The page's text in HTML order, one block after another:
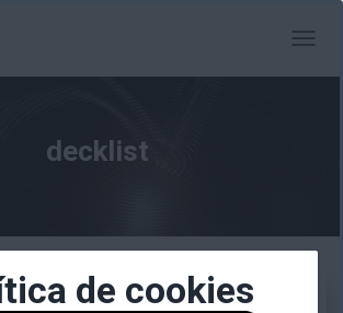
MODO
decklist
de cookies